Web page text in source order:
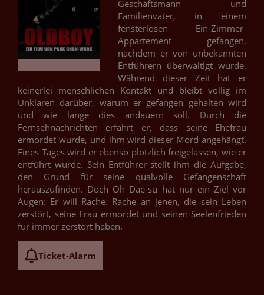
Geschäftsmann und
Familienvater, in einem
fensterlosen Ein-Zimmer-
Appartement gefangen,
nachdem er von unbekannten
Entführern überwältigt wurde.
Während dieser Zeit hat er
keinerlei menschlichen Kontakt und bleibt völlig im
Unklaren darüber, warum er gefangen gehalten wird
und wie lange dies andauern soll. Durch die
Fernsehnachrichten erfährt er, dass seine Ehefrau
ermordet wurde, und ihm wird dieser Mord angehängt.
Eines Tages wird er ebenso plötzlich freigelassen, wie er
entführt wurde. Sein Entführer stellt ihm die Aufgabe,
den Grund für seine qualvolle Gefangenschaft
herauszufinden. Doch Oh Dae-su hat nur ein Ziel vor
Augen: Er will Rache. Rache an jenen, die sein Leben
zerstört, seine Frau ermordet und seinen Seelenfrieden
für immer zerstört haben.
Ticket-Alarm